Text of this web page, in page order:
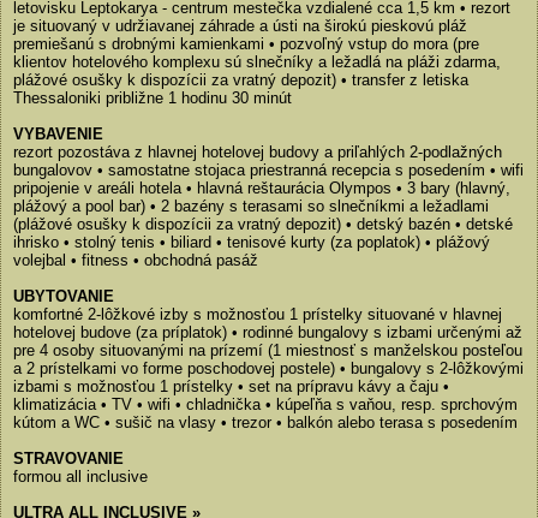
letovisku Leptokarya - centrum mestečka vzdialené cca 1,5 km • rezort
je situovaný v udržiavanej záhrade a ústi na širokú pieskovú pláž
premiešanú s drobnými kamienkami • pozvoľný vstup do mora (pre
klientov hotelového komplexu sú slnečníky a ležadlá na pláži zdarma,
plážové osušky k dispozícii za vratný depozit) • transfer z letiska
Thessaloniki približne 1 hodinu 30 minút
VYBAVENIE
rezort pozostáva z hlavnej hotelovej budovy a priľahlých 2-podlažných
bungalovov • samostatne stojaca priestranná recepcia s posedením • wifi
pripojenie v areáli hotela • hlavná reštaurácia Olympos • 3 bary (hlavný,
plážový a pool bar) • 2 bazény s terasami so slnečníkmi a ležadlami
(plážové osušky k dispozícii za vratný depozit) • detský bazén • detské
ihrisko • stolný tenis • biliard • tenisové kurty (za poplatok) • plážový
volejbal • fitness • obchodná pasáž
UBYTOVANIE
komfortné 2-lôžkové izby s možnosťou 1 prístelky situované v hlavnej
hotelovej budove (za príplatok) • rodinné bungalovy s izbami určenými až
pre 4 osoby situovanými na prízemí (1 miestnosť s manželskou posteľou
a 2 prístelkami vo forme poschodovej postele) • bungalovy s 2-lôžkovými
izbami s možnosťou 1 prístelky • set na prípravu kávy a čaju •
klimatizácia • TV • wifi • chladnička • kúpeľňa s vaňou, resp. sprchovým
kútom a WC • sušič na vlasy • trezor • balkón alebo terasa s posedením
STRAVOVANIE
formou all inclusive
ULTRA ALL INCLUSIVE »